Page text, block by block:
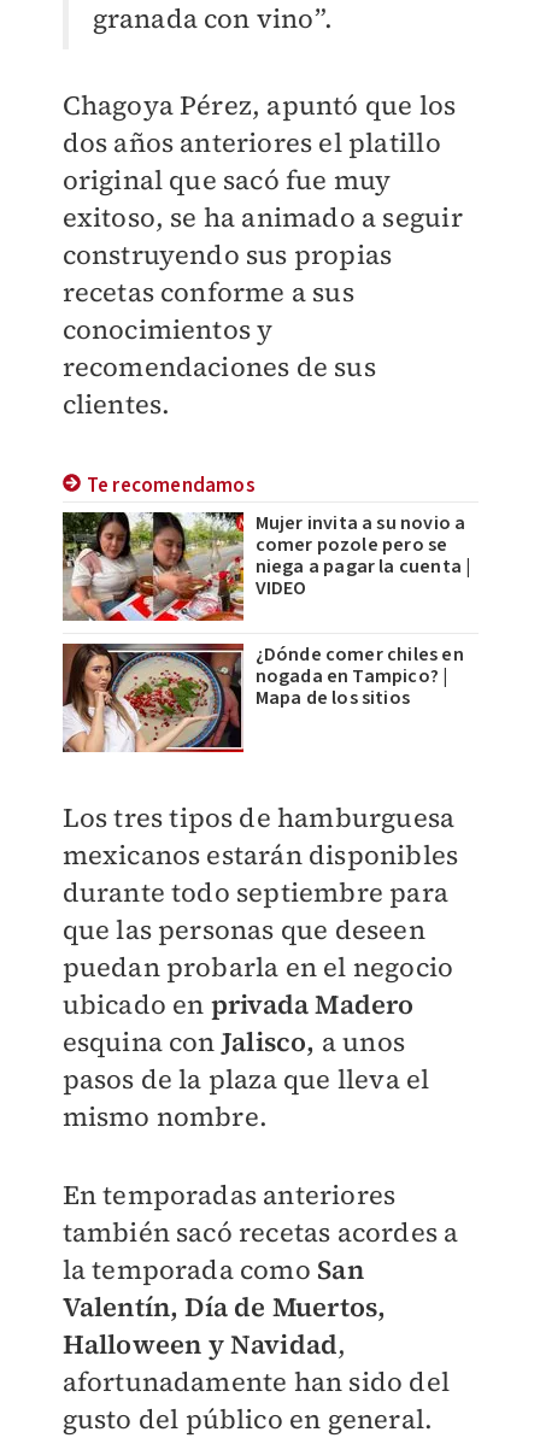
granada con vino”.
Chagoya Pérez, apuntó que los
dos años anteriores el platillo
original que sacó fue muy
exitoso, se ha animado a seguir
construyendo sus propias
recetas conforme a sus
conocimientos y
recomendaciones de sus
clientes.
Te recomendamos
Mujer invita a su novio a
comer pozole pero se
niega a pagar la cuenta |
VIDEO
¿Dónde comer chiles en
nogada en Tampico? |
Mapa de los sitios
Los tres tipos de hamburguesa
mexicanos estarán disponibles
durante todo septiembre para
que las personas que deseen
puedan probarla en el negocio
ubicado en privada Madero
esquina con Jalisco, a unos
pasos de la plaza que lleva el
mismo nombre.
En temporadas anteriores
también sacó recetas acordes a
la temporada como San
Valentín, Día de Muertos,
Halloween y Navidad,
afortunadamente han sido del
gusto del público en general.